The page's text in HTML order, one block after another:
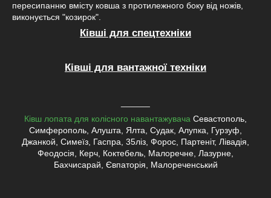
пересипанню вмісту ковша з протилежного боку від ножів,
виконується "козирок".
Ківші для спецтехніки
Ківші для вантажної техніки
Ківш лопата для колісного навантажувача Севастополь,
Симферополь, Алушта, Ялта, Судак, Алупка, Гурзуф,
Джанкой, Симеїз, Гаспра, 35ліз, Форос, Партеніт, Лівадія,
Феодосія, Керч, Коктебель, Малоречне, Лазурне,
Бахчисарай, Євпаторія, Малореченський